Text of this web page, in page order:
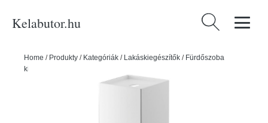
Kelabutor.hu Keresés:
Home / Produkty / Kategóriák / Lakáskiegészítők / Fürdőszoba
kiegészítők